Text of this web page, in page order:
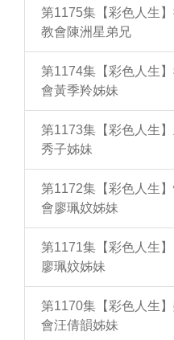
第1175集【彩色人生
教會陳洲星弟兄
第1174集【彩色人生
會黃季羚姊妹
第1173集【彩色人生
秀子姊妹
第1172集【彩色人生
會廖珮妏姊妹
第1171集【彩色人生
廖珮妏姊妹
第1170集【彩色人生
會汪倩韻姊妹